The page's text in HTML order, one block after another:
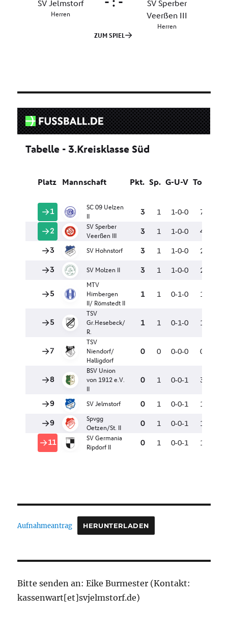
Aufnahmeantrag HERUNTERLADEN
Bitte senden an: Eike Burmester (Kontakt:
kassenwart[et]svjelmstorf.de)